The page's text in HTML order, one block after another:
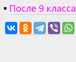
▪ После 9 класса